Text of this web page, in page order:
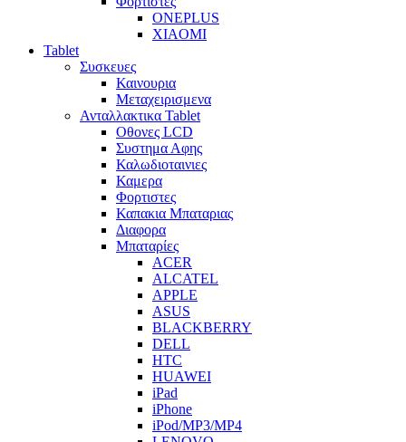
ONEPLUS
XIAOMI
Tablet
Συσκευες
Καινουρια
Μεταχειρισμενα
Ανταλλακτικα Tablet
Οθονες LCD
Συστημα Αφης
Καλωδιοταινιες
Καμερα
Φορτιστες
Καπακια Μπαταριας
Διαφορα
Μπαταρίες
ACER
ALCATEL
APPLE
ASUS
BLACKBERRY
DELL
HTC
HUAWEI
iPad
iPhone
iPod/MP3/MP4